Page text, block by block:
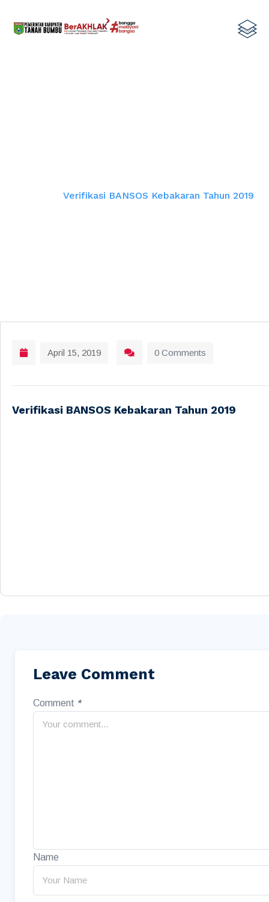
Verifikasi BANSOS Kebakaran Tahun 2019
April 15, 2019 0 Comments
Verifikasi BANSOS Kebakaran Tahun 2019
Leave Comment
Comment *
Name